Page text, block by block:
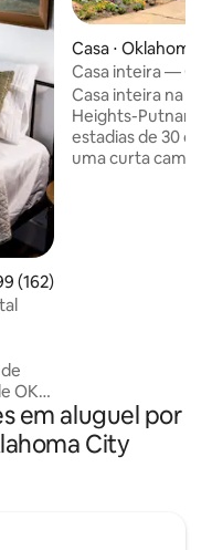
uma avaliação média de
(162)
OKC!
Casa ⋅ Oklahoma
Casa inteira —
Heights — Tudor
Casa inteira na
Heights-Putnam
estadias de 30
uma curta
completamente
em aluguel por
City